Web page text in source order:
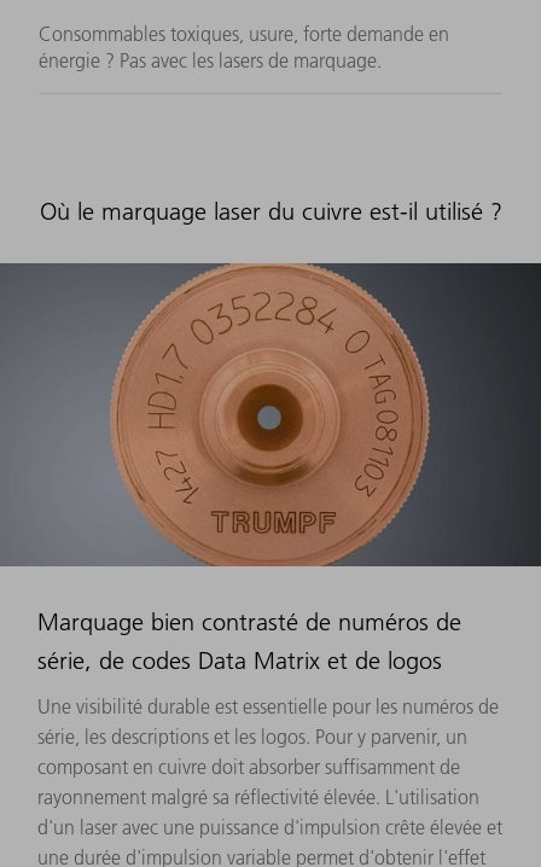
Consommables toxiques, usure, forte demande en
énergie ? Pas avec les lasers de marquage.
Où le marquage laser du cuivre est-il utilisé ?
Marquage bien contrasté de numéros de
série, de codes Data Matrix et de logos
Une visibilité durable est essentielle pour les numéros de
série, les descriptions et les logos. Pour y parvenir, un
composant en cuivre doit absorber suffisamment de
rayonnement malgré sa réflectivité élevée. L'utilisation
d'un laser avec une puissance d'impulsion crête élevée et
une durée d'impulsion variable permet d'obtenir l'effet